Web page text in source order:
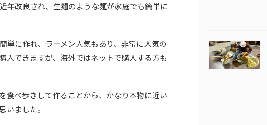
年改良され、生麺のような麺が家庭でも簡単に
単に作れ、ラーメン人気もあり、非常に人気の
入できますが、海外ではネットで購入する方も
食べ歩きして作ることから、かなり本物に近い
いました。